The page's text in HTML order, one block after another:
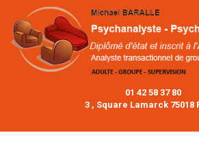
01 42 58 37 80
3 , Square Lamarck 75018